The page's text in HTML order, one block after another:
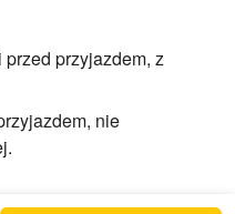
przyjazdem, z
nie